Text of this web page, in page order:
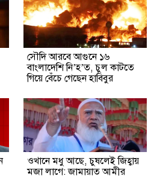
সৌদি আরবে আগুনে ১৬
বাংলাদেশি নি’হ’ত, চুল কাটতে
গিয়ে বেঁচে গেছেন হাবিবুর
ওখানে মধু আছে, চুষলেই জিহ্বায়
মজা লাগে: জামায়াত আমীর